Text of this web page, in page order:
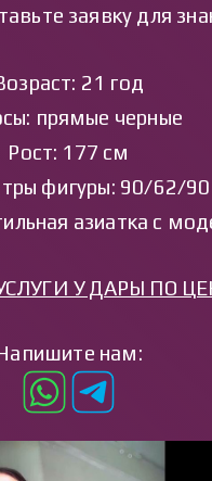
заявку для
21 год
прямые черные
Рост: 177 см
фигуры: 90/62/90
азиатка с
У ДАРЫ ПО
нам: